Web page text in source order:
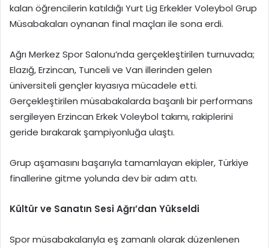
kalan öğrencilerin katıldığı Yurt Lig Erkekler Voleybol Grup
Müsabakaları oynanan final maçları ile sona erdi.
Ağrı Merkez Spor Salonu’nda gerçekleştirilen turnuvada;
Elazığ, Erzincan, Tunceli ve Van illerinden gelen
üniversiteli gençler kıyasıya mücadele etti.
Gerçekleştirilen müsabakalarda başarılı bir performans
sergileyen Erzincan Erkek Voleybol takımı, rakiplerini
geride bırakarak şampiyonluğa ulaştı.
Grup aşamasını başarıyla tamamlayan ekipler, Türkiye
finallerine gitme yolunda dev bir adım attı.
Kültür ve Sanatın Sesi Ağrı’dan Yükseldi
Spor müsabakalarıyla eş zamanlı olarak düzenlenen